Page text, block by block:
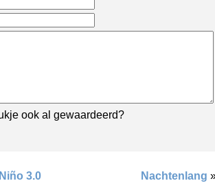
ook al gewaardeerd?
3.0 Nachtenlang